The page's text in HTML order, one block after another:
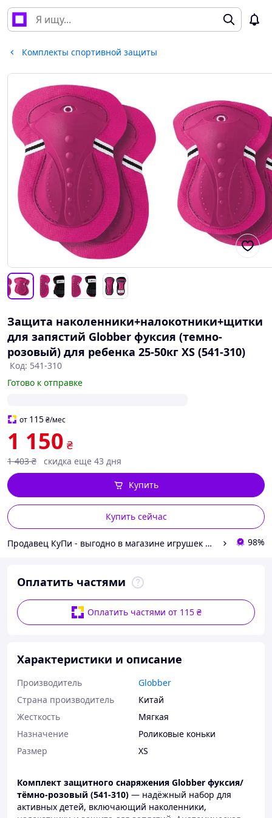
Комплекты спортивной защиты
Защита наколенники+налокотники+щитки
для запястий Globber фуксия (темно-
розовый) для ребенка 25-50кг XS (541-310)
Код: 541-310
Готово к отправке
от 115₴/мес
1 150 ₴
1 403 ₴ скидка еще 43 дня
Купить сейчас
Купить
Продавец КуПи - выгодно в магазине игрушек и техники 98%
Оплатить частями
Оплатить частями от 115 ₴
Характеристики и описание
Производитель
Globber
Страна производитель
Китай
Жесткость
Мягкая
Назначение
Роликовые коньки
Размер
XS
Комплект защитного снаряжения Globber фуксия/
тёмно-розовый (541-310) — надёжный набор для
активных детей, включающий наколенники,